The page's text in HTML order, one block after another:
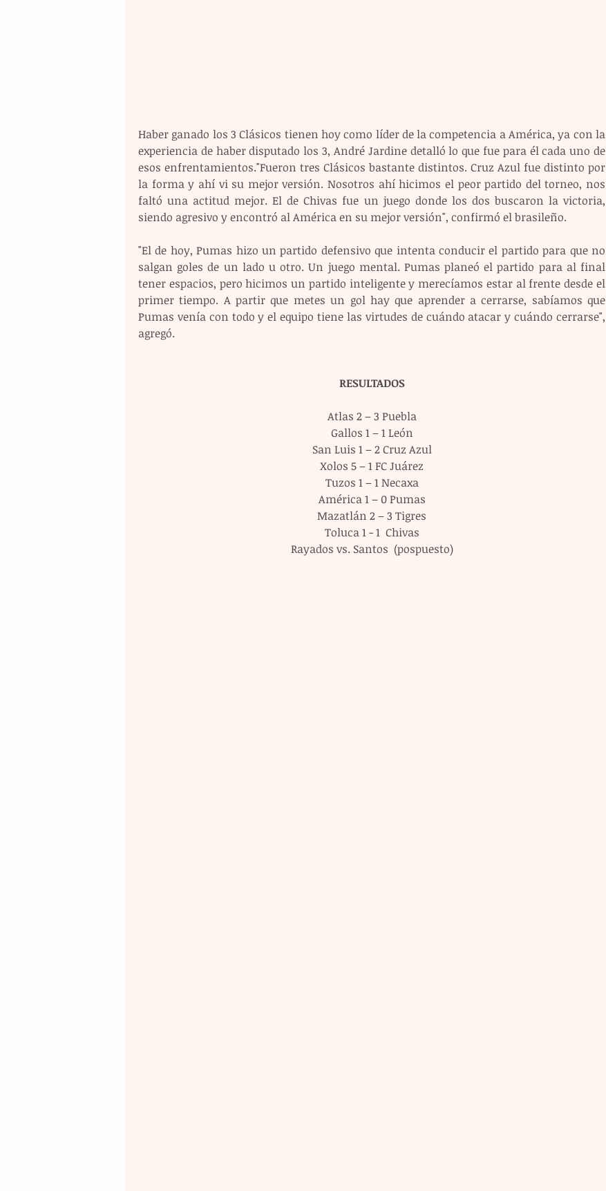
Haber ganado los 3 Clásicos tienen hoy como líder de la competencia a América, ya con la
experiencia de haber disputado los 3, André Jardine detalló lo que fue para él cada uno de
esos enfrentamientos."Fueron tres Clásicos bastante distintos. Cruz Azul fue distinto por
la forma y ahí vi su mejor versión. Nosotros ahí hicimos el peor partido del torneo, nos
faltó una actitud mejor. El de Chivas fue un juego donde los dos buscaron la victoria,
siendo agresivo y encontró al América en su mejor versión", confirmó el brasileño.
"El de hoy, Pumas hizo un partido defensivo que intenta conducir el partido para que no
salgan goles de un lado u otro. Un juego mental. Pumas planeó el partido para al final
tener espacios, pero hicimos un partido inteligente y merecíamos estar al frente desde el
primer tiempo. A partir que metes un gol hay que aprender a cerrarse, sabíamos que
Pumas venía con todo y el equipo tiene las virtudes de cuándo atacar y cuándo cerrarse",
agregó.
RESULTADOS
Atlas 2 – 3 Puebla
Gallos 1 – 1 León
San Luis 1 – 2 Cruz Azul
Xolos 5 – 1 FC Juárez
Tuzos 1 – 1 Necaxa
América 1 – 0 Pumas
Mazatlán 2 – 3 Tigres
Toluca 1 - 1  Chivas
Rayados vs. Santos  (pospuesto)